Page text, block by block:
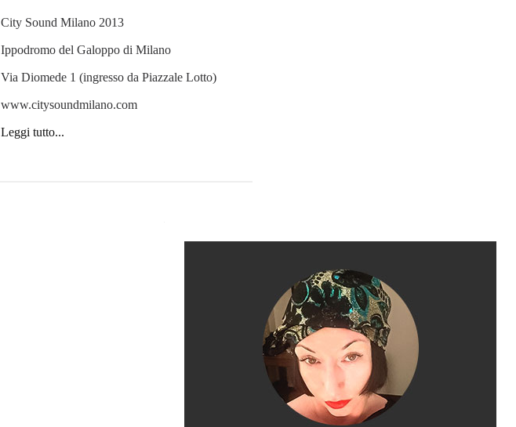
City Sound Milano 2013
Ippodromo del Galoppo di Milano
Via Diomede 1 (ingresso da Piazzale Lotto)
www.citysoundmilano.com
Leggi tutto...